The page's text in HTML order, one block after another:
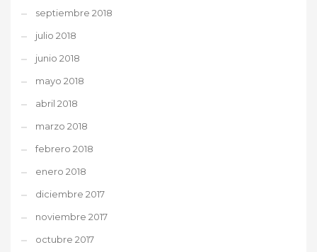
septiembre 2018
julio 2018
junio 2018
mayo 2018
abril 2018
marzo 2018
febrero 2018
enero 2018
diciembre 2017
noviembre 2017
octubre 2017